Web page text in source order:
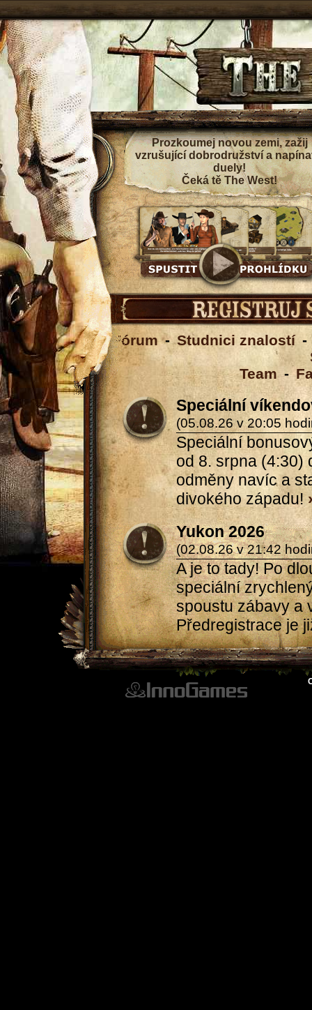
Prozkoumej novou zemi, zažij
vzrušující dobrodružství a
duely!
Čeká tě The West!
Fórum-Studnici znalostí -
Team -
Speciální
(05.08.26 v 20:05
Speciální
od 8. srpna (4:30)
odměny navíc a
divokého západu!
Yukon 2026
(02.08.26 v 21:42
A je to tady! Po
speciální
spoustu zábavy a
Předregistrace je